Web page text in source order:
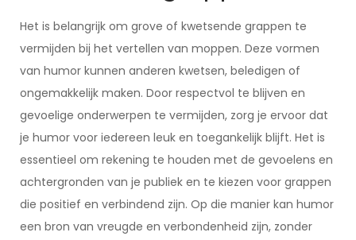
Het is belangrijk om grove of kwetsende grappen te
vermijden bij het vertellen van moppen. Deze vormen
van humor kunnen anderen kwetsen, beledigen of
ongemakkelijk maken. Door respectvol te blijven en
gevoelige onderwerpen te vermijden, zorg je ervoor dat
je humor voor iedereen leuk en toegankelijk blijft. Het is
essentieel om rekening te houden met de gevoelens en
achtergronden van je publiek en te kiezen voor grappen
die positief en verbindend zijn. Op die manier kan humor
een bron van vreugde en verbondenheid zijn, zonder